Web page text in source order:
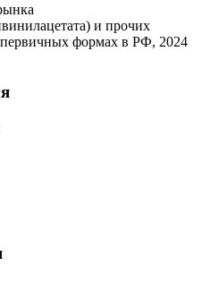
и прочих
формах в РФ, 2024